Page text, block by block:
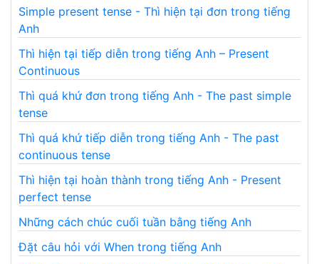
Simple present tense - Thì hiện tại đơn trong tiếng
Anh
Thì hiện tại tiếp diễn trong tiếng Anh – Present
Continuous
Thì quá khứ đơn trong tiếng Anh - The past simple
tense
Thì quá khứ tiếp diễn trong tiếng Anh - The past
continuous tense
Thì hiện tại hoàn thành trong tiếng Anh - Present
perfect tense
Những cách chúc cuối tuần bằng tiếng Anh
Đặt câu hỏi với When trong tiếng Anh